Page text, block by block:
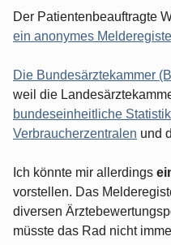
Der Patientenbeauftragte
ein anonymes
Die Bundesärztekammer
weil die
bundeseinheitliche Statistik
Verbraucherzentralen und
Ich könnte mir allerdings
vorstellen. Das
diversen
müsste das Rad nicht